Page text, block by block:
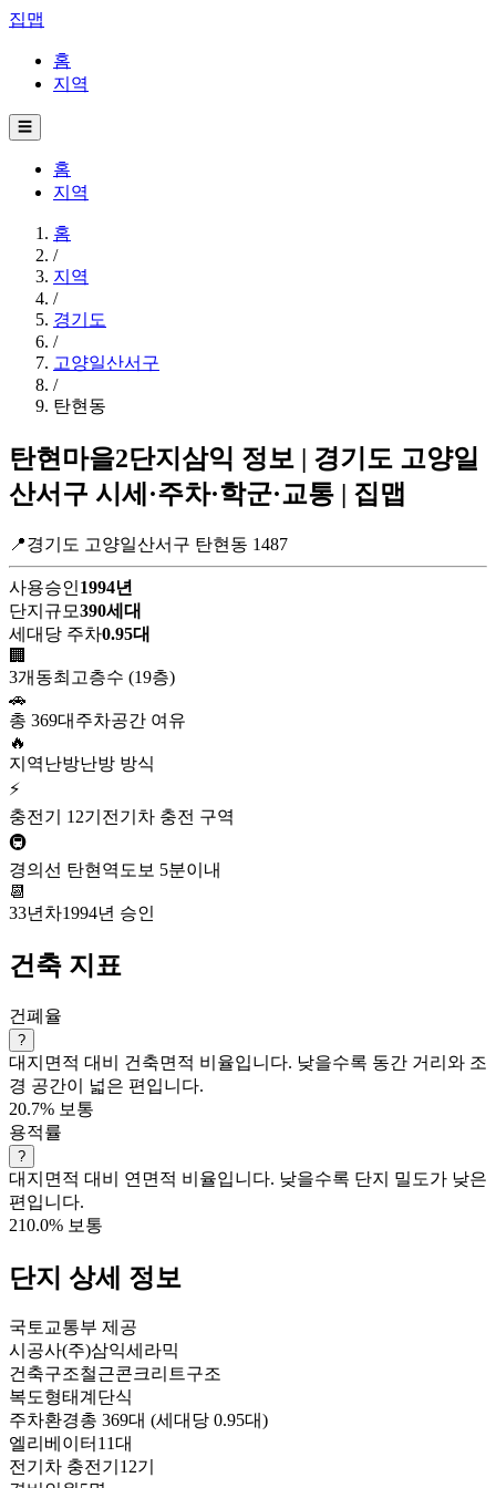
집맵
홈
지역
☰
홈
지역
홈
/
지역
/
경기도
/
고양일산서구
/
탄현동
탄현마을2단지삼익 정보 | 경기도 고양일
산서구 시세·주차·학군·교통 | 집맵
📍경기도 고양일산서구 탄현동 1487
사용승인1994년
단지규모390세대
세대당 주차0.95대
🏢
3개동최고층수 (19층)
🚗
총 369대 주차공간 여유
🔥
지역난방난방 방식
⚡
충전기 12기 전기차 충전 구역
🚇
경의선 탄현역 도보 5분이내
📆
33년차1994년 승인
건축 지표
건폐율
?
대지면적 대비 건축면적 비율입니다. 낮을수록 동간 거리와 조
경 공간이 넓은 편입니다.
20.7% 보통
용적률
?
대지면적 대비 연면적 비율입니다. 낮을수록 단지 밀도가 낮은
편입니다.
210.0% 보통
단지 상세 정보
국토교통부 제공
시공사(주)삼익세라믹
건축구조철근콘크리트구조
복도형태계단식
주차환경총 369대 (세대당 0.95대)
엘리베이터 11대
전기차 충전기 12기